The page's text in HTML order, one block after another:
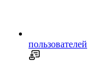
пользователей